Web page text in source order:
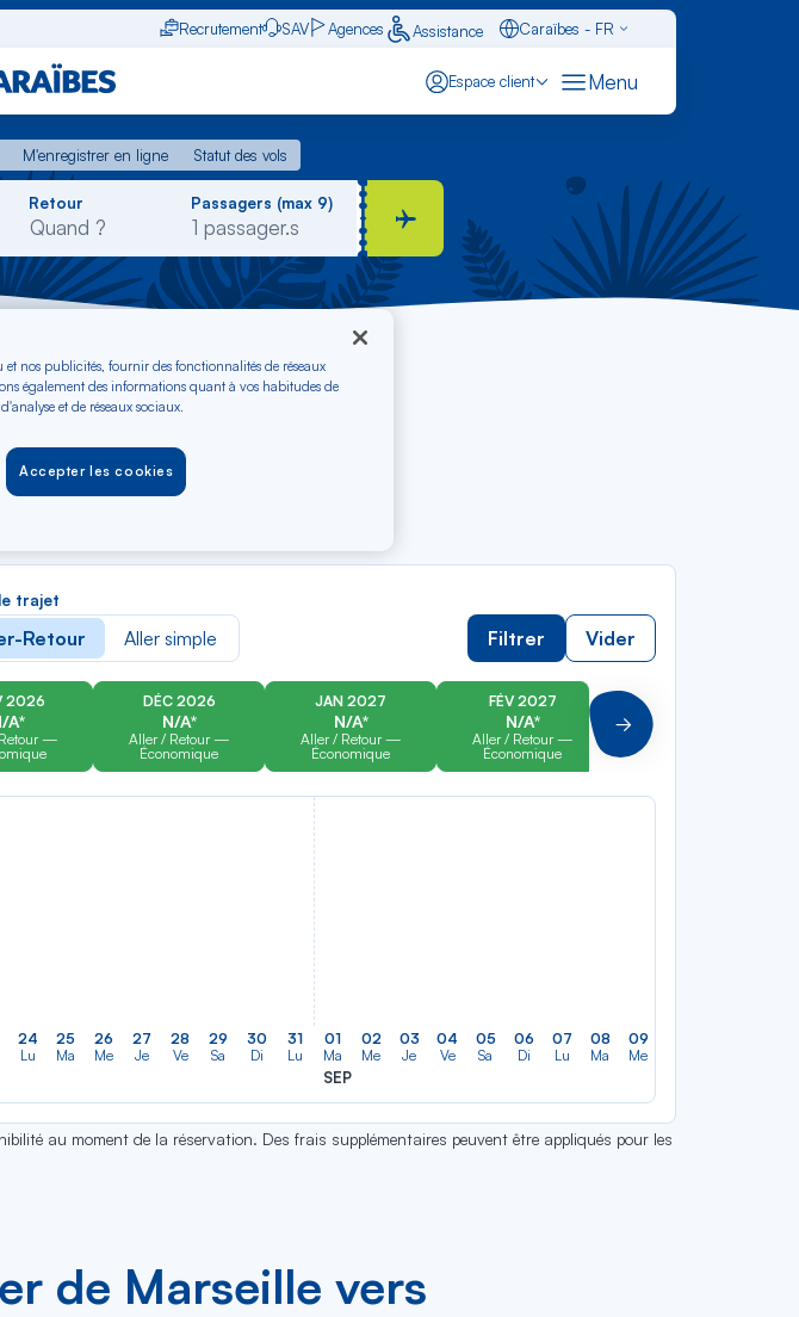
Recrutement SAV Agences Assistance
Caraïbes - FR
Espace client Menu
M'enregistrer en ligne
Statut des vols
M'enregistrer en ligne Statut des vols
Retour Passagers (max 9)
Îles Vierges
trajet
Retour Aller simple Filtrer Vider
2026
A*
—
DÉC 2026
N/A*
Aller / Retour —
Économique
JAN 2027
N/A*
Aller / Retour —
Économique
FÉV 2027
N/A*
Aller / Retour —
Économique
Aller / Retour —
Suivant
24
Lu
25
Ma
26
Me
27
Je
28
Ve
29
Sa
30
Di
31
Lu
01
Ma
SEP
02
Me
03
Je
04
Ve
05
Sa
06
Di
07
Lu
08
Ma
09
Me
au moment de la réservation. Des frais supplémentaires peuvent être appliqués pour les
de Marseille vers
nos publicités, fournir des fonctionnalités de réseaux
également des informations quant à vos habitudes de
et de réseaux sociaux.
Accepter les cookies